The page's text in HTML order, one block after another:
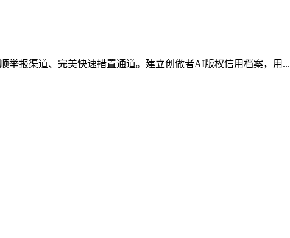
举报渠道、完美快速措置通道。建立创做者AI版权信用档案，用...